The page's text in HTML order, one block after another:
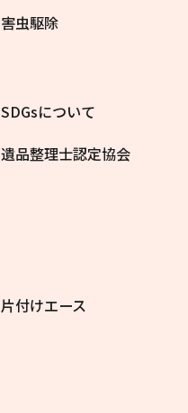
害虫駆除
SDGsについて
遺品整理士認定協会
片付けエース